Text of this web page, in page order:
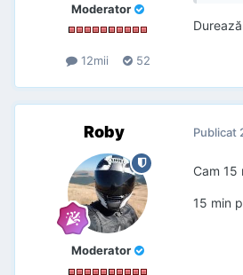
Moderator
12mii 52
Roby
Moderator
Publicat
Cam 15
15 min